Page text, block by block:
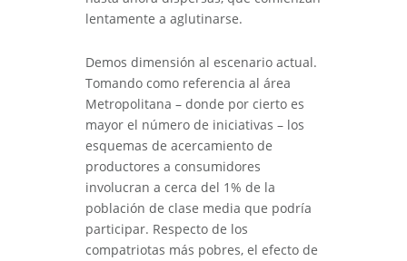
lentamente a aglutinarse.
Demos dimensión al escenario actual.
Tomando como referencia al área
Metropolitana – donde por cierto es
mayor el número de iniciativas – los
esquemas de acercamiento de
productores a consumidores
involucran a cerca del 1% de la
población de clase media que podría
participar. Respecto de los
compatriotas más pobres, el efecto de